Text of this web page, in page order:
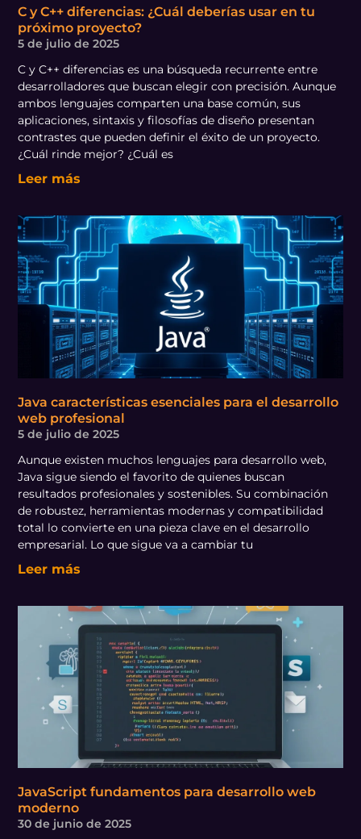
C y C++ diferencias: ¿Cuál deberías usar en tu
próximo proyecto?
5 de julio de 2025
C y C++ diferencias es una búsqueda recurrente entre
desarrolladores que buscan elegir con precisión. Aunque
ambos lenguajes comparten una base común, sus
aplicaciones, sintaxis y filosofías de diseño presentan
contrastes que pueden definir el éxito de un proyecto.
¿Cuál rinde mejor? ¿Cuál es
Leer más
Java características esenciales para el desarrollo
web profesional
5 de julio de 2025
Aunque existen muchos lenguajes para desarrollo web,
Java sigue siendo el favorito de quienes buscan
resultados profesionales y sostenibles. Su combinación
de robustez, herramientas modernas y compatibilidad
total lo convierte en una pieza clave en el desarrollo
empresarial. Lo que sigue va a cambiar tu
Leer más
JavaScript fundamentos para desarrollo web
moderno
30 de junio de 2025